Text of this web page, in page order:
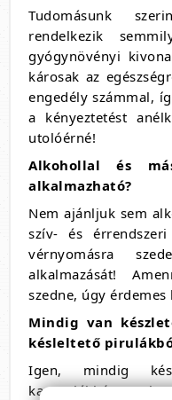
Tudomásunk
rendelkezik
gyógynövényi
károsak az
engedély számmal,
a kényeztetést
utolóérné!
Alkohollal és
alkalmazható?
Nem ajánljuk sem
szív- és
vérnyomásra
alkalmazását!
szedne, úgy
Mindig van
késleltető
Igen, mindig
kapszulákbó,